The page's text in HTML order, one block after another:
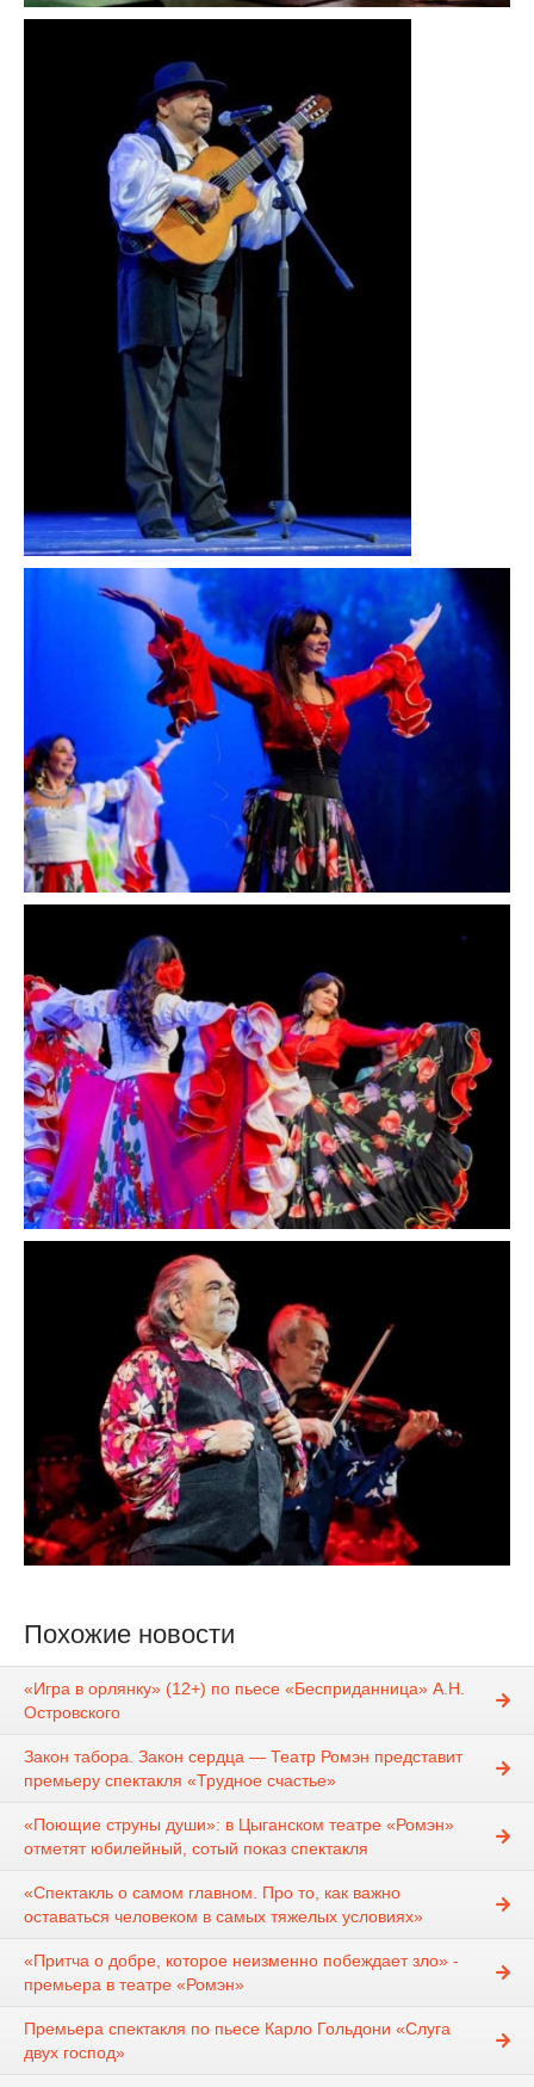
Похожие новости
«Игра в орлянку» (12+) по пьесе «Бесприданница» А.Н.
Островского
Закон табора. Закон сердца — Театр Ромэн представит
премьеру спектакля «Трудное счастье»
«Поющие струны души»: в Цыганском театре «Ромэн»
отметят юбилейный, сотый показ спектакля
«Спектакль о самом главном. Про то, как важно
оставаться человеком в самых тяжелых условиях»
«Притча о добре, которое неизменно побеждает зло» -
премьера в театре «Ромэн»
Премьера спектакля по пьесе Карло Гольдони «Слуга
двух господ»